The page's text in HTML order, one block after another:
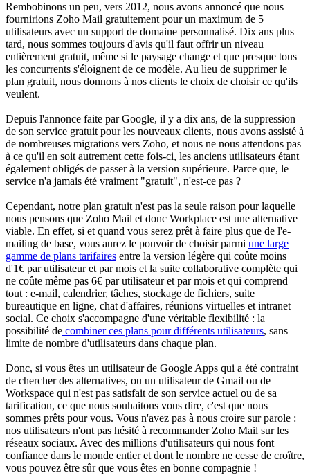
Rembobinons un peu, vers 2012, nous avons annoncé que nous
fournirions Zoho Mail gratuitement pour un maximum de 5
utilisateurs avec un support de domaine personnalisé. Dix ans plus
tard, nous sommes toujours d'avis qu'il faut offrir un niveau
entièrement gratuit, même si le paysage change et que presque tous
les concurrents s'éloignent de ce modèle. Au lieu de supprimer le
plan gratuit, nous donnons à nos clients le choix de choisir ce qu'ils
veulent.
Depuis l'annonce faite par Google, il y a dix ans, de la suppression
de son service gratuit pour les nouveaux clients, nous avons assisté à
de nombreuses migrations vers Zoho, et nous ne nous attendons pas
à ce qu'il en soit autrement cette fois-ci, les anciens utilisateurs étant
également obligés de passer à la version supérieure. Parce que, le
service n'a jamais été vraiment "gratuit", n'est-ce pas ?
Cependant, notre plan gratuit n'est pas la seule raison pour laquelle
nous pensons que Zoho Mail et donc Workplace est une alternative
viable. En effet, si et quand vous serez prêt à faire plus que de l'e-
mailing de base, vous aurez le pouvoir de choisir parmi une large
gamme de plans tarifaires entre la version légère qui coûte moins
d'1€ par utilisateur et par mois et la suite collaborative complète qui
ne coûte même pas 6€ par utilisateur et par mois et qui comprend
tout : e-mail, calendrier, tâches, stockage de fichiers, suite
bureautique en ligne, chat d'affaires, réunions virtuelles et intranet
social. Ce choix s'accompagne d'une véritable flexibilité : la
possibilité de combiner ces plans pour différents utilisateurs, sans
limite de nombre d'utilisateurs dans chaque plan.
Donc, si vous êtes un utilisateur de Google Apps qui a été contraint
de chercher des alternatives, ou un utilisateur de Gmail ou de
Workspace qui n'est pas satisfait de son service actuel ou de sa
tarification, ce que nous souhaitons vous dire, c'est que nous
sommes prêts pour vous. Vous n'avez pas à nous croire sur parole :
nos utilisateurs n'ont pas hésité à recommander Zoho Mail sur les
réseaux sociaux. Avec des millions d'utilisateurs qui nous font
confiance dans le monde entier et dont le nombre ne cesse de croître,
vous pouvez être sûr que vous êtes en bonne compagnie !